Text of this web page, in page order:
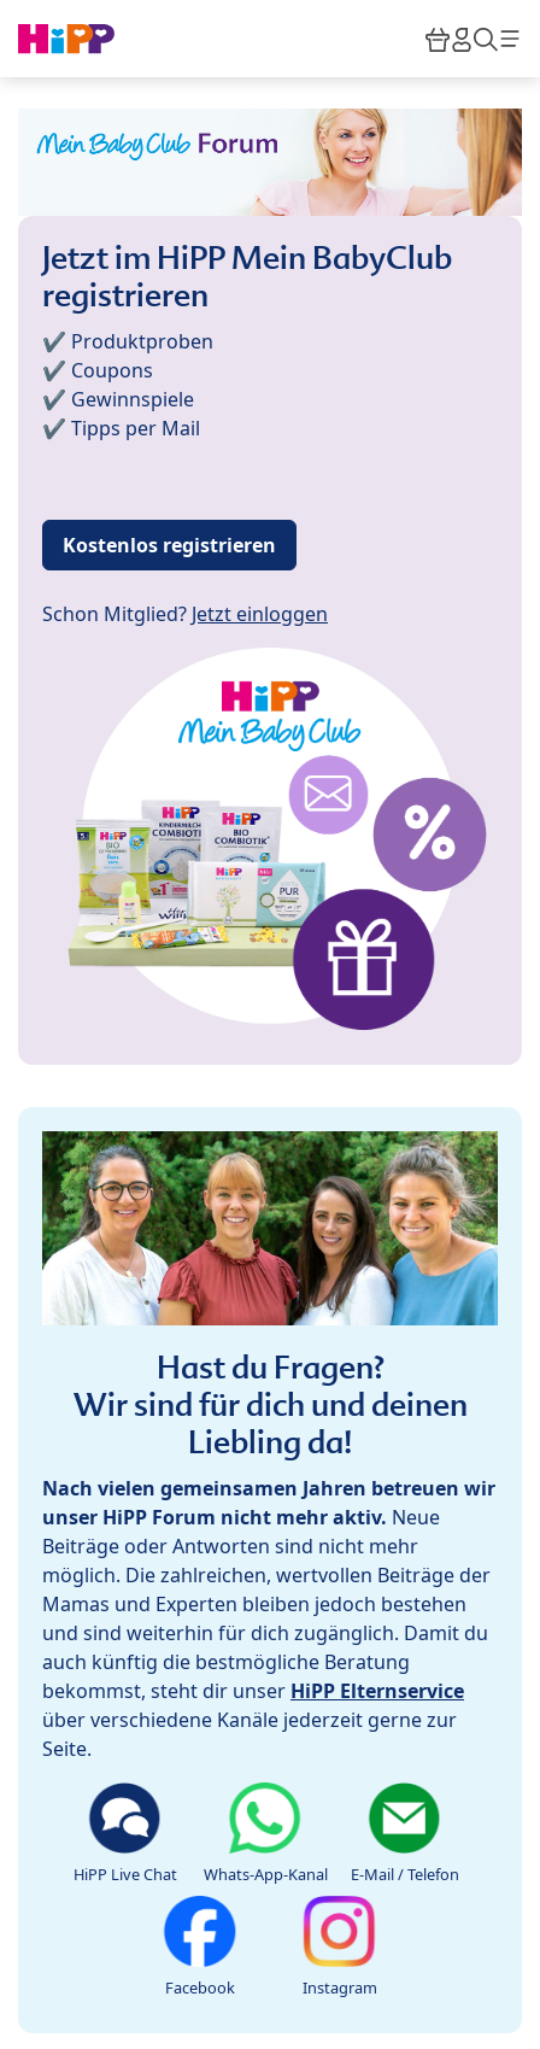
HiPP
Jetzt im HiPP Mein BabyClub
registrieren
✔️ Produktproben
✔️ Coupons
✔️ Gewinnspiele
✔️ Tipps per Mail
Kostenlos registrieren
Schon Mitglied? Jetzt einloggen
Hast du Fragen?
Wir sind für dich und deinen
Liebling da!
Nach vielen gemeinsamen Jahren betreuen wir
unser HiPP Forum nicht mehr aktiv. Neue
Beiträge oder Antworten sind nicht mehr
möglich. Die zahlreichen, wertvollen Beiträge der
Mamas und Experten bleiben jedoch bestehen
und sind weiterhin für dich zugänglich. Damit du
auch künftig die bestmögliche Beratung
bekommst, steht dir unser HiPP Elternservice
über verschiedene Kanäle jederzeit gerne zur
Seite.
HiPP Live Chat Whats-App-Kanal E-Mail / Telefon
Facebook Instagram